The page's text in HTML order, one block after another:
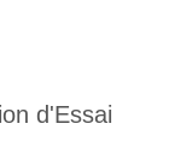
d'Essai